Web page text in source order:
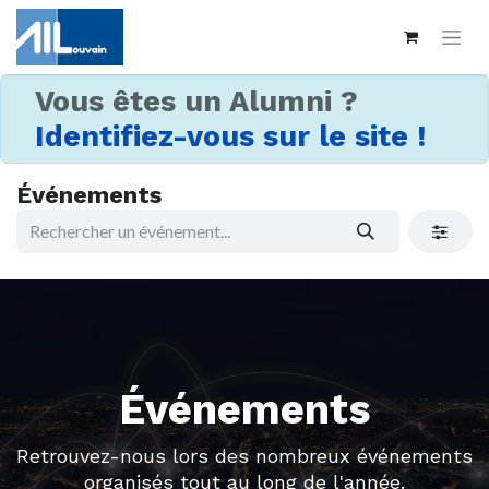
Vous êtes un Alumni ?
Identifiez-vous sur le site !
Événements
Événements
Retrouvez-nous lors des nombreux événements
organisés tout au long de l'année.